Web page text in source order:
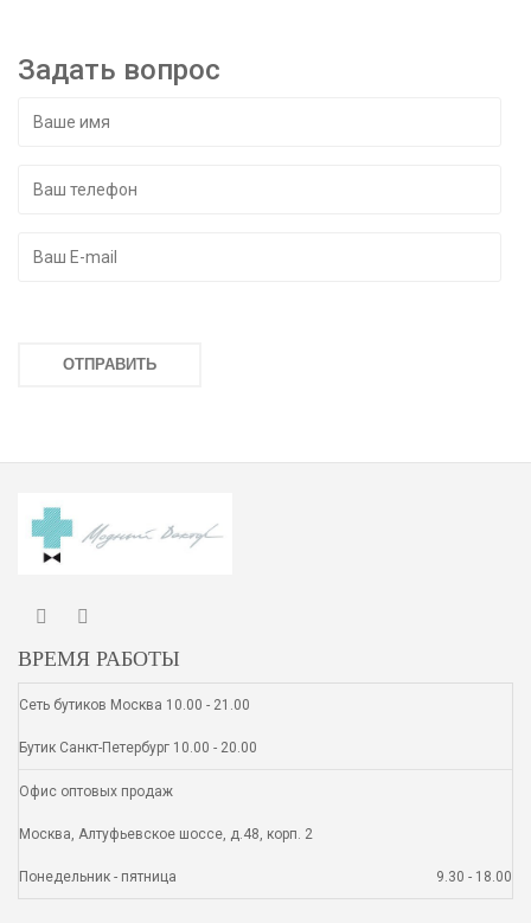
Задать вопрос
ВРЕМЯ РАБОТЫ
Сеть бутиков Москва 10.00 - 21.00
Бутик Санкт-Петербург 10.00 - 20.00
Офис оптовых продаж
Москва, Алтуфьевское шоссе, д.48, корп. 2
Понедельник - пятница 9.30 - 18.00